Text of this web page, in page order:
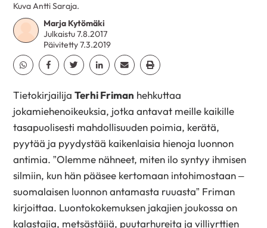
Marja Kytömäki
Julkaistu 7.8.2017
Päivitetty 7.3.2019
Jaa Whatsapp
Jaa Facebook
Jaa TwitterJaa Linkedin
Jaa EmailJaa Print
Kuva Antti Saraja.
TietokirjailijaTerhi Friman hehkuttaa
jokamiehenoikeuksia, jotka antavat meille kaikille
tasapuolisesti mahdollisuuden poimia, kerätä,
pyytää ja pyydystää kaikenlaisia hienoja luonnon
antimia. ”Olemme nähneet, miten ilo syntyy ihmisen
silmiin, kun hän pääsee kertomaan intohimostaan –
suomalaisen luonnon antamasta ruuasta” Friman
kirjoittaa. Luontokokemuksen jakajien joukossa on
kalastajia, metsästäjiä, puutarhureita ja villiyrttien